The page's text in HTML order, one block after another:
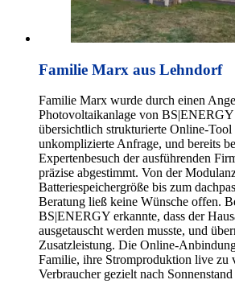
Familie Marx aus Lehndorf
Familie Marx wurde durch einen
Photovoltaikanlage von BS|ENERGY
übersichtlich strukturierte Online-Tool
unkomplizierte Anfrage, und bereits
Expertenbesuch der ausführenden
präzise abgestimmt. Von der
Batteriespeichergröße bis zum
Beratung ließ keine Wünsche offen.
BS|ENERGY erkannte, dass der
ausgetauscht werden musste, und
Zusatzleistung. Die Online-
Familie, ihre Stromproduktion live zu
Verbraucher gezielt nach Sonnenstand